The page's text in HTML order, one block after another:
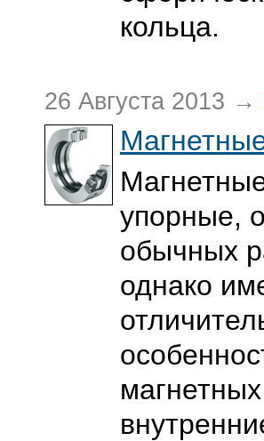
кольца.
26 Августа 2013 →
упорные,
обычных
однако